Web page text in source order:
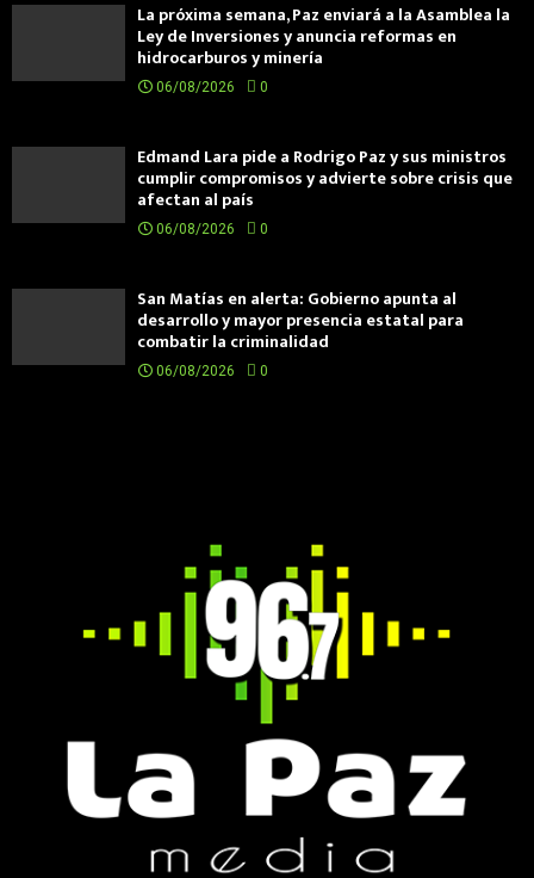
La próxima semana, Paz enviará a la Asamblea la
Ley de Inversiones y anuncia reformas en
hidrocarburos y minería
06/08/2026 0
Edmand Lara pide a Rodrigo Paz y sus ministros
cumplir compromisos y advierte sobre crisis que
afectan al país
06/08/2026 0
San Matías en alerta: Gobierno apunta al
desarrollo y mayor presencia estatal para
combatir la criminalidad
06/08/2026 0